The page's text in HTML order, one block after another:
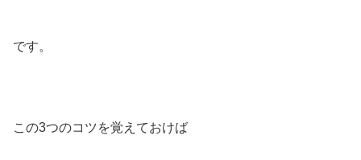
です。
この3つのコツを覚えておけば